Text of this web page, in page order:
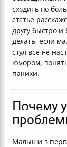
сходить по
статье
другу быстро и
делать, если
стул всё не
юмором,
паники.
Почему
Малыши в